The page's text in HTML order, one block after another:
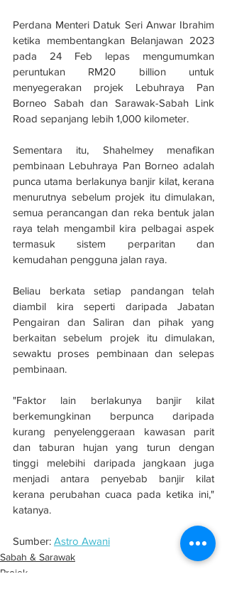
Perdana Menteri Datuk Seri Anwar Ibrahim
ketika membentangkan Belanjawan 2023
pada 24 Feb lepas mengumumkan
peruntukan RM20 billion untuk
menyegerakan projek Lebuhraya Pan
Borneo Sabah dan Sarawak-Sabah Link
Road sepanjang lebih 1,000 kilometer.
Sementara itu, Shahelmey menafikan
pembinaan Lebuhraya Pan Borneo adalah
punca utama berlakunya banjir kilat, kerana
menurutnya sebelum projek itu dimulakan,
semua perancangan dan reka bentuk jalan
raya telah mengambil kira pelbagai aspek
termasuk sistem perparitan dan
kemudahan pengguna jalan raya.
Beliau berkata setiap pandangan telah
diambil kira seperti daripada Jabatan
Pengairan dan Saliran dan pihak yang
berkaitan sebelum projek itu dimulakan,
sewaktu proses pembinaan dan selepas
pembinaan.
"Faktor lain berlakunya banjir kilat
berkemungkinan berpunca daripada
kurang penyelenggeraan kawasan parit
dan taburan hujan yang turun dengan
tinggi melebihi daripada jangkaan juga
menjadi antara penyebab banjir kilat
kerana perubahan cuaca pada ketika ini,"
katanya.
Sumber: Astro Awani
Sabah & Sarawak
Projek